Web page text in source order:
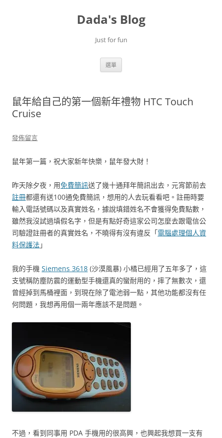
Dada's Blog
Just for fun
選單
鼠年給自己的第一個新年禮物 HTC Touch
Cruise
發佈留言
鼠年第一篇，祝大家新年快樂，鼠年發大財！
昨天除夕夜，用免費簡訊送了幾十通拜年簡訊出去，元宵節前去
註冊都還有送100通免費簡訊，想用的人去玩看看吧。註冊時要
輸入電話號碼以及真實姓名，據說填錯姓名不會獲得免費點數，
雖然我沒試過填假名字，但是有點好奇這家公司怎麼去跟電信公
司驗證註冊者的真實姓名，不曉得有沒有違反「電腦處理個人資
料保護法」
我的手機 Siemens 3618 (沙漠風暴) 小橘已經用了五年多了，這
支號稱防塵防震的運動型手機還真的蠻耐用的，摔了無數次，還
曾經掉到馬桶裡面，到現在除了電池弱一點，其他功能都沒有任
何問題，我想再用個一兩年應該不是問題。
不過，看到同事用 PDA 手機用的很高興，也興起我想買一支有